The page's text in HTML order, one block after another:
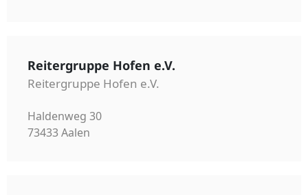
Reitergruppe Hofen e.V.
Reitergruppe Hofen e.V.
Haldenweg 30
73433 Aalen